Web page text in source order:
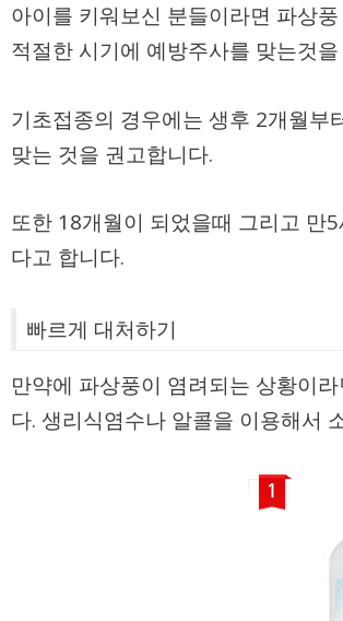
아이를 키워보신 분들이라면 파상
적절한 시기에 예방주사를 맞는것
기초접종의 경우에는 생후 2개월부
맞는 것을 권고합니다.
또한 18개월이 되었을때 그리고 만
다고 합니다.
빠르게 대처하기
만약에 파상풍이 염려되는 상황이
다. 생리식염수나 알콜을 이용해서